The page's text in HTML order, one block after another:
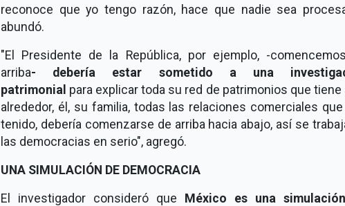
reconoce que yo tengo razón, hace que nadie sea
abundó.
"El Presidente de la República, por ejemplo, -
arriba- debería estar sometido a una
patrimonial para explicar toda su red de patrimonios que tiene
alrededor, él, su familia, todas las relaciones comerciales que
tenido, debería comenzarse de arriba hacia abajo, así se
las democracias en serio", agregó.
UNA SIMULACIÓN DE DEMOCRACIA
El investigador consideró que México es una